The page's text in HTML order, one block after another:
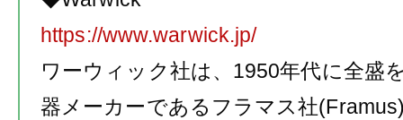
https://www.warwick.jp/
ワーウィック社は、 1950年代に全盛
器メーカーであるフラマス社